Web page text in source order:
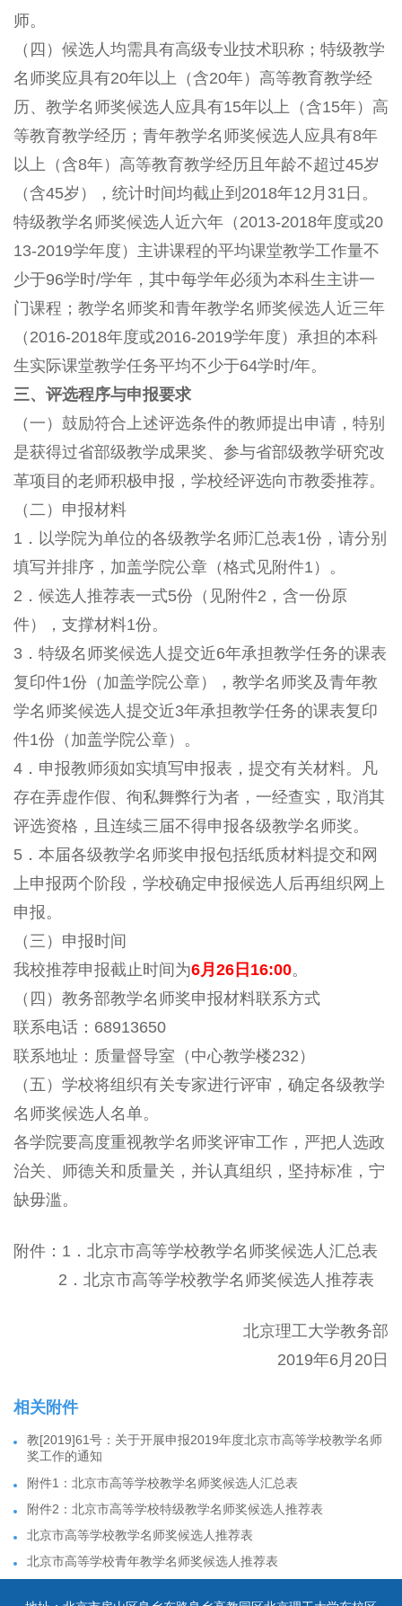
师。
（四）候选人均需具有高级专业技术职称；特级教学
名师奖应具有20年以上（含20年）高等教育教学经
历、教学名师奖候选人应具有15年以上（含15年）高
等教育教学经历；青年教学名师奖候选人应具有8年
以上（含8年）高等教育教学经历且年龄不超过45岁
（含45岁），统计时间均截止到2018年12月31日。
特级教学名师奖候选人近六年（2013-2018年度或20
13-2019学年度）主讲课程的平均课堂教学工作量不
少于96学时/学年，其中每学年必须为本科生主讲一
门课程；教学名师奖和青年教学名师奖候选人近三年
（2016-2018年度或2016-2019学年度）承担的本科
生实际课堂教学任务平均不少于64学时/年。
三、评选程序与申报要求
（一）鼓励符合上述评选条件的教师提出申请，特别
是获得过省部级教学成果奖、参与省部级教学研究改
革项目的老师积极申报，学校经评选向市教委推荐。
（二）申报材料
1．以学院为单位的各级教学名师汇总表1份，请分别
填写并排序，加盖学院公章（格式见附件1）。
2．候选人推荐表一式5份（见附件2，含一份原
件），支撑材料1份。
3．特级名师奖候选人提交近6年承担教学任务的课表
复印件1份（加盖学院公章），教学名师奖及青年教
学名师奖候选人提交近3年承担教学任务的课表复印
件1份（加盖学院公章）。
4．申报教师须如实填写申报表，提交有关材料。凡
存在弄虚作假、徇私舞弊行为者，一经查实，取消其
评选资格，且连续三届不得申报各级教学名师奖。
5．本届各级教学名师奖申报包括纸质材料提交和网
上申报两个阶段，学校确定申报候选人后再组织网上
申报。
（三）申报时间
我校推荐申报截止时间为6月26日16:00。
（四）教务部教学名师奖申报材料联系方式
联系电话：68913650
联系地址：质量督导室（中心教学楼232）
（五）学校将组织有关专家进行评审，确定各级教学
名师奖候选人名单。
各学院要高度重视教学名师奖评审工作，严把人选政
治关、师德关和质量关，并认真组织，坚持标准，宁
缺毋滥。
附件：1．北京市高等学校教学名师奖候选人汇总表
2．北京市高等学校教学名师奖候选人推荐表
北京理工大学教务部
2019年6月20日
相关附件
教[2019]61号：关于开展申报2019年度北京市高等学校教学名师
奖工作的通知
附件1：北京市高等学校教学名师奖候选人汇总表
附件2：北京市高等学校特级教学名师奖候选人推荐表
北京市高等学校教学名师奖候选人推荐表
北京市高等学校青年教学名师奖候选人推荐表